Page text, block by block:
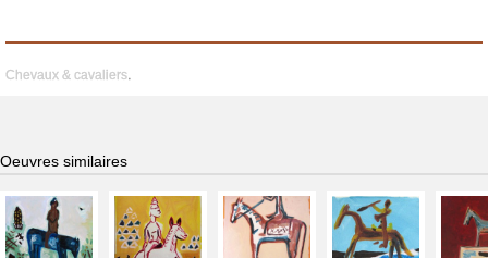
Chevaux & cavaliers.
Oeuvres similaires